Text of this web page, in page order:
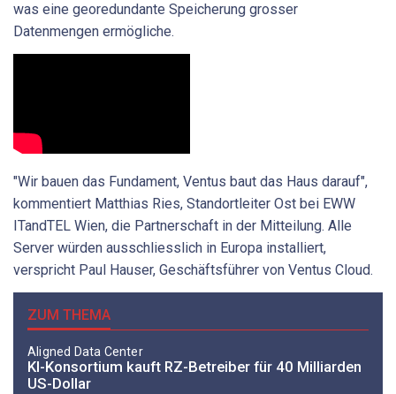
was eine georedundante Speicherung grosser
Datenmengen ermögliche.
"Wir bauen das Fundament, Ventus baut das Haus darauf",
kommentiert Matthias Ries, Standortleiter Ost bei EWW
ITandTEL Wien, die Partnerschaft in der Mitteilung. Alle
Server würden ausschliesslich in Europa installiert,
verspricht Paul Hauser, Geschäftsführer von Ventus Cloud.
ZUM THEMA
Aligned Data Center
KI-Konsortium kauft RZ-Betreiber für 40 Milliarden
US-Dollar